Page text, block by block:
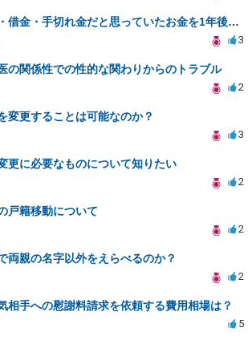
ダブル不倫・借金・手切れ金だと思っていたお金を1年後いまさら脅迫罪として通知書が来てまとめて請求
3
の関係性での性的な関わりからのトラブル
2
変更することは可能なのか？
3
更に必要なものについて知りたい
2
戸籍移動について
2
両親の名字以外をえらべるのか？
2
相手への慰謝料請求を依頼する費用相場は？
5